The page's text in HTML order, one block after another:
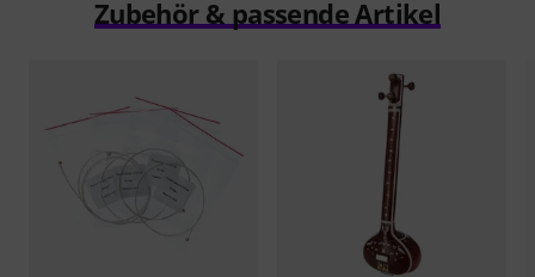
Zubehör & passende Artikel